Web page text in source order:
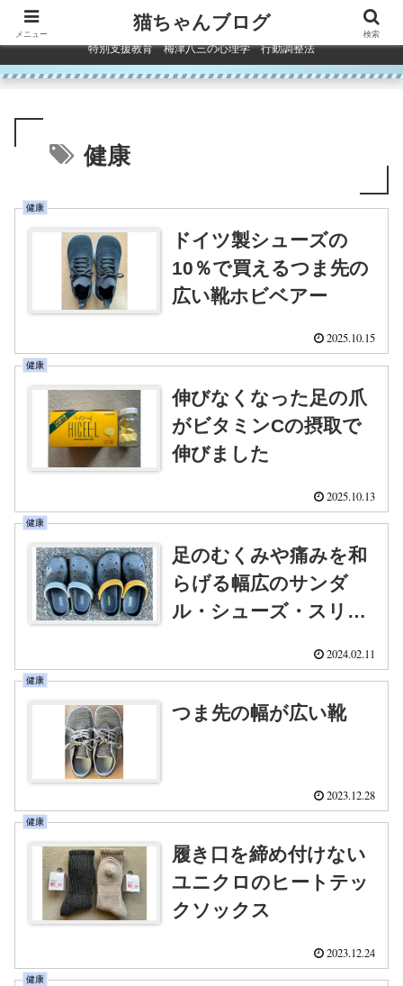
コンテンツへスキップ
特別支援教育 梅津八三の心理学 行動調整法
健康
健康
ドイツ製シューズの
10％で買えるつま先の
広い靴ホビベアー
2025.10.15
健康
伸びなくなった足の爪
がビタミンCの摂取で
伸びました
2025.10.13
健康
足のむくみや痛みを和
らげる幅広のサンダ
ル・シューズ・スリッ
2024.02.11
健康
つま先の幅が広い靴
2023.12.28
健康
履き口を締め付けない
ユニクロのヒートテッ
クソックス
2023.12.24
健康
メニュー
猫ちゃんブログ
検索